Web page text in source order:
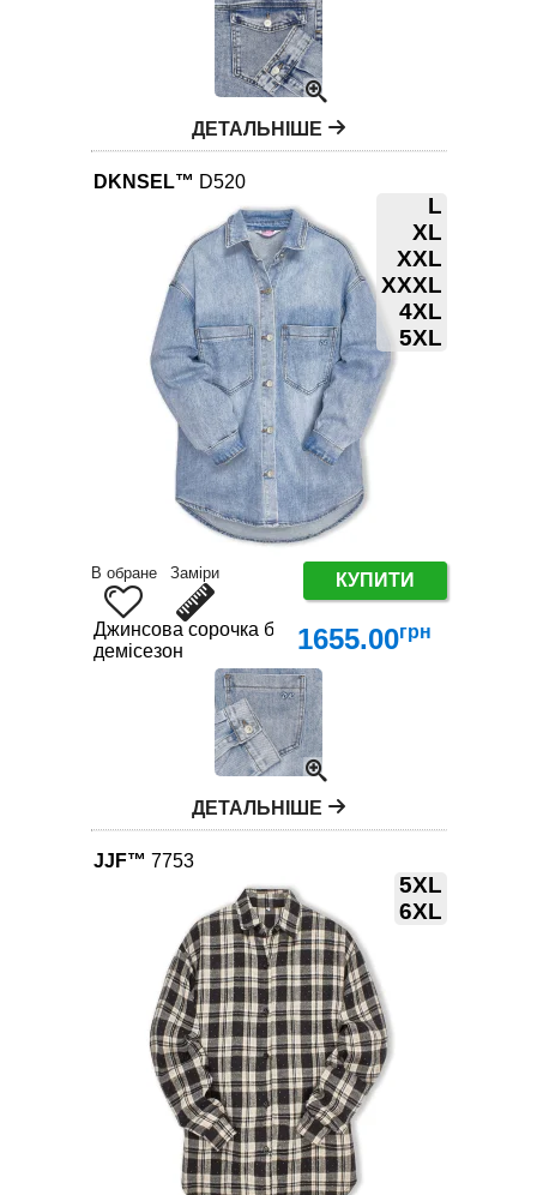
ДЕТАЛЬНІШЕ
DKNSEL™ D520
L
XL
XXL
XXXL
4XL
5XL
В обране Заміри КУПИТИ
Джинсова сорочка батал (100% бавовна) —
демісезон
1655.00грн
ДЕТАЛЬНІШЕ
JJF™ 7753
5XL
6XL